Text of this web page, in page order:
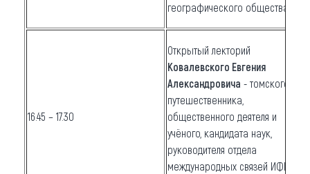
географического общества
16.45 – 17.30
Открытый лекторий
Ковалевского Евгения
Александровича - томского
путешественника,
общественного деятеля и
учёного, кандидата наук,
руководителя отдела
международных связей ИФПМ